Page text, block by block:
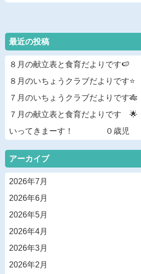
最近の投稿
８月の献立表と食育だよりです🍉
８月のいちょうクラブだよりです⭐
７月のいちょうクラブだよりです🎋
７月の献立表と食育だよりです 🌟
いってきまーす！ ０歳児
アーカイブ
2026年7月
2026年6月
2026年5月
2026年4月
2026年3月
2026年2月